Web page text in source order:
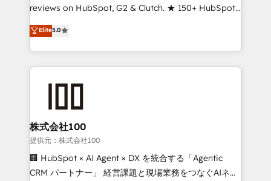
reviews on HubSpot, G2 & Clutch. ★ 150+ HubSpot
Certified Experts & Trainers across the team ★
1,500+ implementations across five continents ★ AI-
First, RevOps-led, Onboarding obsessed ★
Company of the Year 2024/25 INSIDEA helps
and build AI-powered workflows that drive adoption
from week one, in your time zone. What we do ➤
Onboarding: Live in weeks, with workflows built
around your business, not a template. ➤ Migration:
Move from any legacy CRM. Zero downtime, full data
Elite5.0
株式会社100
提供元：株式会社100
🏢 HubSpot × AI Agent × DX を統合する「Agentic
CRM パートナー」 経営課題と現場業務をつなぐAIネイ